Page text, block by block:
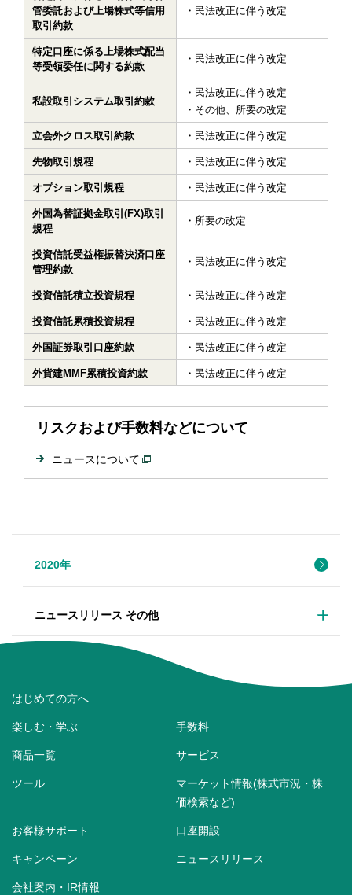
管委託および上場株式等信用
取引約款
民法改正に伴う改定
特定口座に係る上場株式配当
等受領委任に関する約款
民法改正に伴う改定
私設取引システム取引約款
民法改正に伴う改定
その他、所要の改定
立会外クロス取引約款 民法改正に伴う改定
先物取引規程 民法改正に伴う改定
オプション取引規程 民法改正に伴う改定
外国為替証拠金取引(FX)取引
規程
所要の改定
投資信託受益権振替決済口座
管理約款
民法改正に伴う改定
投資信託積立投資規程 民法改正に伴う改定
投資信託累積投資規程 民法改正に伴う改定
外国証券取引口座約款 民法改正に伴う改定
外貨建MMF累積投資約款 民法改正に伴う改定
リスクおよび手数料などについて
ニュースについて
2020年
ニュースリリース その他
はじめての方へ
楽しむ・学ぶ 手数料
商品一覧 サービス
ツール
マーケット情報(株式市況・株
価検索など)
お客様サポート 口座開設
キャンペーン ニュースリリース
会社案内・IR情報